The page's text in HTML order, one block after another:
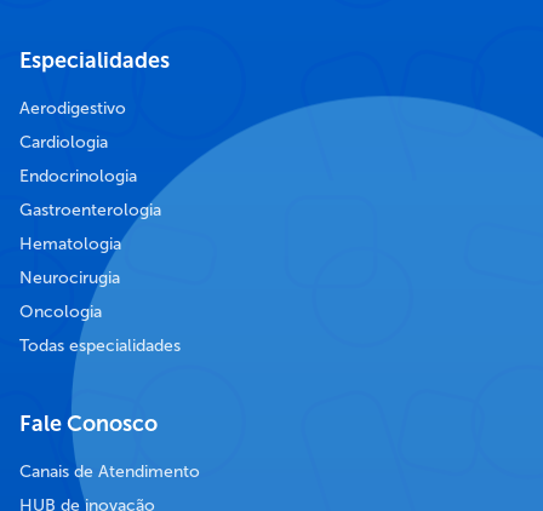
Especialidades
Aerodigestivo
Cardiologia
Endocrinologia
Gastroenterologia
Hematologia
Neurocirugia
Oncologia
Todas especialidades
Fale Conosco
Canais de Atendimento
HUB de inovação